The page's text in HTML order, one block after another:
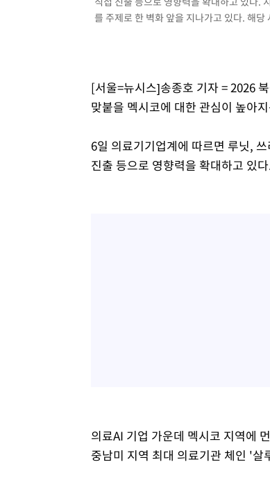
를 주제로 한 벽화 앞을 지나가고 있다. 해
[서울=뉴시스]송종호 기자 = 2026
맞붙을 멕시코에 대한 관심이 높아
6일 의료기기업계에 따르면 루닛,
진출 등으로 영향력을 확대하고 있
의료AI 기업 가운데 멕시코 지역에
중남미 지역 최대 의료기관 체인 '